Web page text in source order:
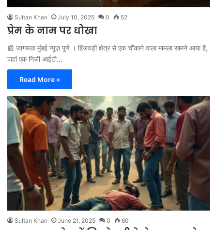
Sultan Khan July 10, 2025 0 52
प्रेम के नाम पर धोखा
📰 जागरूक मुंबई न्यूज़ पुणे । हिंजवड़ी क्षेत्र से एक चौंकाने वाला मामला सामने आया है,
जहां एक निजी आईटी…
Read More »
Sultan Khan June 21, 2025 0 60